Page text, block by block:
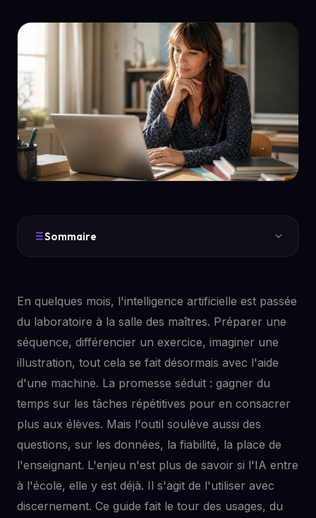
Sommaire
En quelques mois, l'intelligence artificielle est passée
du laboratoire à la salle des maîtres. Préparer une
séquence, différencier un exercice, imaginer une
illustration, tout cela se fait désormais avec l'aide
d'une machine. La promesse séduit : gagner du
temps sur les tâches répétitives pour en consacrer
plus aux élèves. Mais l'outil soulève aussi des
questions, sur les données, la fiabilité, la place de
l'enseignant. L'enjeu n'est plus de savoir si l'IA entre
à l'école, elle y est déjà. Il s'agit de l'utiliser avec
discernement. Ce guide fait le tour des usages, du